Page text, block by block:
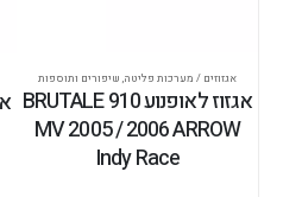
אגזוזים / מערכות פליטה, שיפורים ותוספות
אגזוז לאופנוע BRUTALE 910
MV 2005 / 2006 ARROW
Indy Race